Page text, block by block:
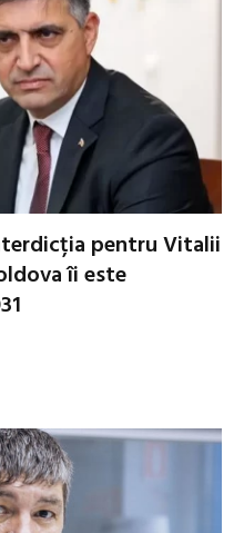
pentru Vitalii
îi este